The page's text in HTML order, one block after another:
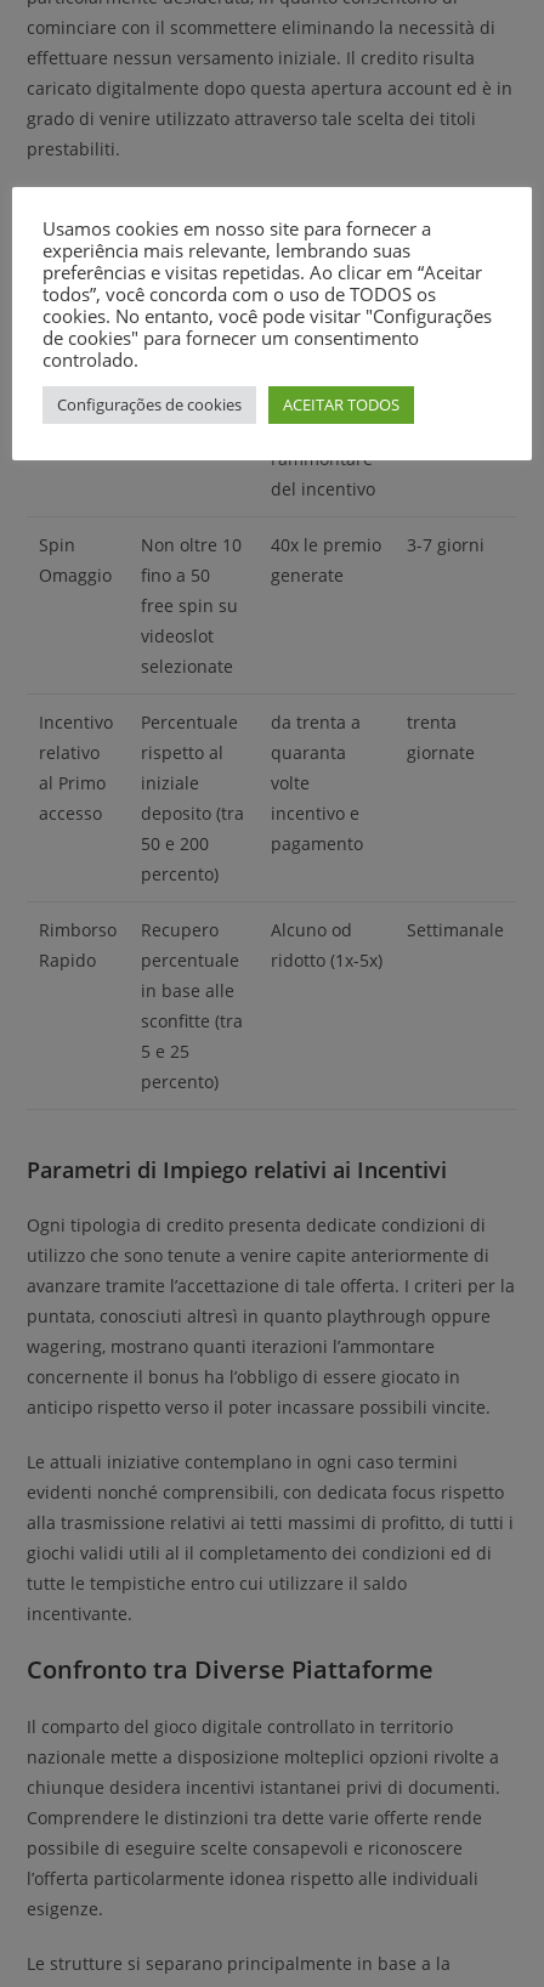
cominciare con il scommettere eliminando la necessità di
effettuare nessun versamento iniziale. Il credito risulta
caricato digitalmente dopo questa apertura account ed è in
grado di venire utilizzato attraverso tale scelta dei titoli
prestabiliti.
Peculiarità Fondamentali
Criteri di Scommessa
Durata Disponibilità
Bonus
Che non
richiede
Deposito
Saldo gratis
venti euro
da
a cinquanta
volte
l’ammontare
del incentivo
da sette a
Spin
Omaggio
Non oltre 10
fino a 50
free spin su
videoslot
selezionate
40x le premio
generate
3-7 giorni
Incentivo
relativo
al Primo
accesso
Percentuale
rispetto al
iniziale
deposito (tra
50 e 200
percento)
da trenta a
quaranta
volte
incentivo e
pagamento
trenta
giornate
Rimborso
Rapido
Recupero
percentuale
in base alle
sconfitte (tra
5 e 25
percento)
Alcuno od
ridotto (1x-5x)
Settimanale
Parametri di Impiego relativi ai Incentivi
Ogni tipologia di credito presenta dedicate condizioni di
utilizzo che sono tenute a venire capite anteriormente di
avanzare tramite l’accettazione di tale offerta. I criteri per la
puntata, conosciuti altresì in quanto playthrough oppure
wagering, mostrano quanti iterazioni l’ammontare
concernente il bonus ha l’obbligo di essere giocato in
anticipo rispetto verso il poter incassare possibili vincite.
Le attuali iniziative contemplano in ogni caso termini
evidenti nonché comprensibili, con dedicata focus rispetto
alla trasmissione relativi ai tetti massimi di profitto, di tutti i
giochi validi utili al il completamento dei condizioni ed di
tutte le tempistiche entro cui utilizzare il saldo
incentivante.
Confronto tra Diverse Piattaforme
Il comparto del gioco digitale controllato in territorio
nazionale mette a disposizione molteplici opzioni rivolte a
chiunque desidera incentivi istantanei privi di documenti.
Comprendere le distinzioni tra dette varie offerte rende
possibile di eseguire scelte consapevoli e riconoscere
l’offerta particolarmente idonea rispetto alle individuali
esigenze.
Le strutture si separano principalmente in base a la
Usamos cookies em nosso site para fornecer a
experiência mais relevante, lembrando suas
preferências e visitas repetidas. Ao clicar em “Aceitar
todos”, você concorda com o uso de TODOS os
cookies. No entanto, você pode visitar "Configurações
de cookies" para fornecer um consentimento
controlado.
Configurações de cookies ACEITAR TODOS